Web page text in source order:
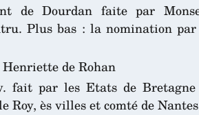
de Dourdan faite par
Plus bas : la nomination
Henriette de Rohan
fait par les Etats de
Roy, ès villes et comté de Nantes